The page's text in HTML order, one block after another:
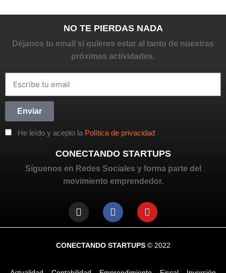
NO TE PIERDAS NADA
Déjanos tu email si quieres estar al tanto de nuestras
próximas actividades.
He leído y acepto la Política de privacidad
Enviar
CONECTANDO STARTUPS
Síguenos en Redes Sociales y forma parte del
movimiento emprendedor.
CONECTANDO STARTUPS© 2022